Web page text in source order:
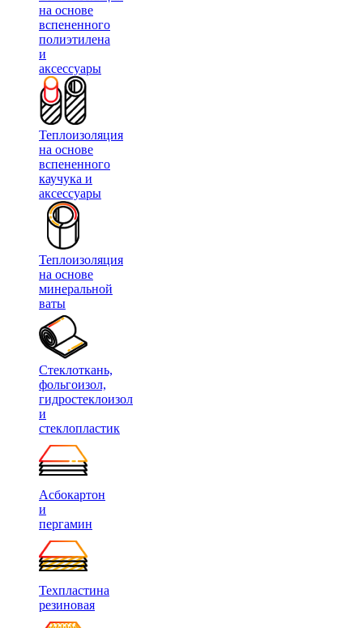
на основе
вспененного
полиэтилена
и
аксессуары
Теплоизоляция
на основе
вспененного
каучука и
аксессуары
Теплоизоляция
на основе
минеральной
ваты
Стеклоткань,
фольгоизол,
гидростеклоизол
и
стеклопластик
Асбокартон
и
пергамин
Техпластина
резиновая